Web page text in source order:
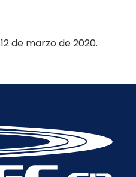
12 de marzo de 2020.